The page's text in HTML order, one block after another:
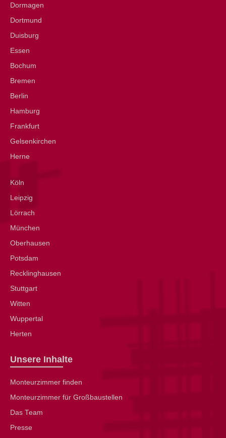
Dormagen
Dortmund
Duisburg
Essen
Bochum
Bremen
Berlin
Hamburg
Frankfurt
Gelsenkirchen
Herne
Köln
Leipzig
Lörrach
München
Oberhausen
Potsdam
Recklinghausen
Stuttgart
Witten
Wuppertal
Herten
Unsere Inhalte
Monteurzimmer finden
Monteurzimmer für Großbaustellen
Das Team
Presse